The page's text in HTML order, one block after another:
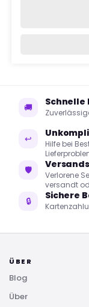
🚚 Schnelle
↩
Hilfe bei
🛡
Verlorene
versandt
🔒 Sichere
ÜBER
Blog
Über